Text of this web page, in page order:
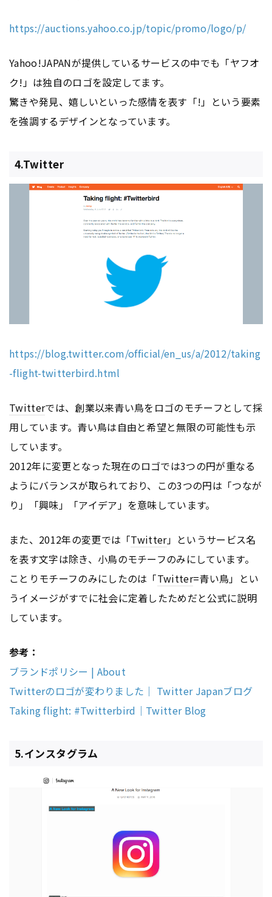
https://auctions.yahoo.co.jp/topic/promo/logo/p/
Yahoo!JAPANが提供しているサービスの中でも「ヤフオ
ク!」は独自のロゴを設定してます。
驚きや発見、嬉しいといった感情を表す「!」という要素
を強調するデザインとなっています。
4.Twitter
https://blog.twitter.com/official/en_us/a/2012/taking
-flight-twitterbird.html
Twitterでは、創業以来青い鳥をロゴのモチーフとして採
用しています。青い鳥は自由と希望と無限の可能性も示
しています。
2012年に変更となった現在のロゴでは3つの円が重なる
ようにバランスが取られており、この3つの円は「つなが
り」「興味」「アイデア」を意味しています。
また、2012年の変更では「Twitter」というサービス名
を表す文字は除き、小鳥のモチーフのみにしています。
ことりモチーフのみにしたのは「Twitter=青い鳥」とい
うイメージがすでに社会に定着したためだと公式に説明
しています。
参考：
ブランドポリシー | About
Twitterのロゴが変わりました｜ Twitter Japanブログ
Taking flight: #Twitterbird｜Twitter Blog
5.インスタグラム